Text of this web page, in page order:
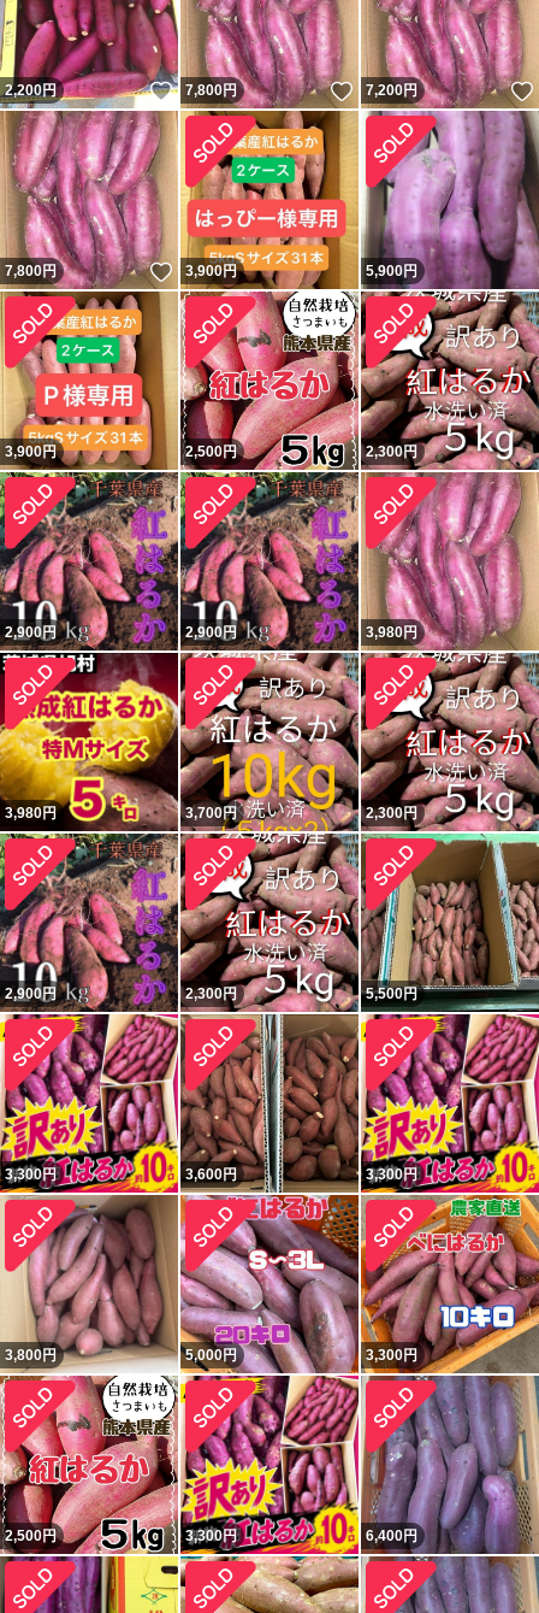
2,200円 いいね！
7,800円 いいね！
7,200円
7,800円 いいね！
3,900円 5,900円
3,900円 2,500円 2,300円
2,900円 2,900円 3,980円
3,980円 3,700円 2,300円
2,900円 2,300円 5,500円
3,300円 3,600円 3,300円
3,800円 5,000円 3,300円
2,500円 3,300円 6,400円